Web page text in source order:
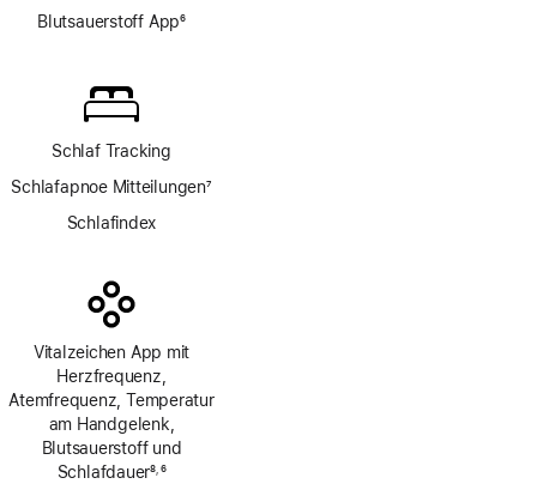
Blutsauerstoff App6
Schlaf Tracking
Schlafapnoe Mitteilungen7
Schlafindex
Vitalzeichen App mit
Herzfrequenz,
Atemfrequenz, Temperatur
am Handgelenk,
Blutsauerstoff und
Schlafdauer8, 6